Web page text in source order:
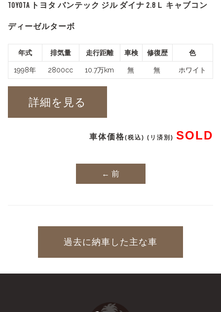
TOYOTA トヨタ バンテック ジル ダイナ 2.8Ｌ キャブコン
ディーゼルターボ
年式 排気量 走行距離 車検 修復歴 色
1998年 2800cc 10.7万km 無 無 ホワイト
詳細を見る
車体価格(税込) (リ済別)SOLD
← 前
過去に納車した主な車